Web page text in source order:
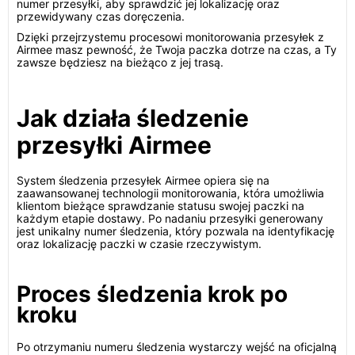
numer przesyłki, aby sprawdzić jej lokalizację oraz
przewidywany czas doręczenia.
Dzięki przejrzystemu procesowi monitorowania przesyłek z
Airmee masz pewność, że Twoja paczka dotrze na czas, a Ty
zawsze będziesz na bieżąco z jej trasą.
Jak działa śledzenie
przesyłki Airmee
System śledzenia przesyłek Airmee opiera się na
zaawansowanej technologii monitorowania, która umożliwia
klientom bieżące sprawdzanie statusu swojej paczki na
każdym etapie dostawy. Po nadaniu przesyłki generowany
jest unikalny numer śledzenia, który pozwala na identyfikację
oraz lokalizację paczki w czasie rzeczywistym.
Proces śledzenia krok po
kroku
Po otrzymaniu numeru śledzenia wystarczy wejść na oficjalną